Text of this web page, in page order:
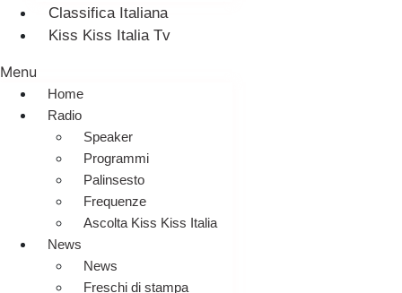
Classifica Italiana
Kiss Kiss Italia Tv
Menu
Home
Radio
Speaker
Programmi
Palinsesto
Frequenze
Ascolta Kiss Kiss Italia
News
News
Freschi di stampa